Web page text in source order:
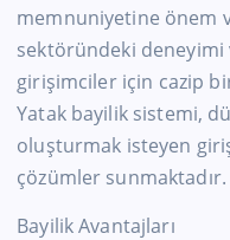
memnuniyetine önem
sektöründeki
girişimciler için cazip
Yatak bayilik sistemi,
oluşturmak isteyen
çözümler sunmaktadır.
Bayilik Avantajları